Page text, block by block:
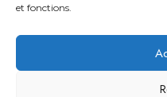
et fonctions.
Actualités
© Qualishare 2026 -